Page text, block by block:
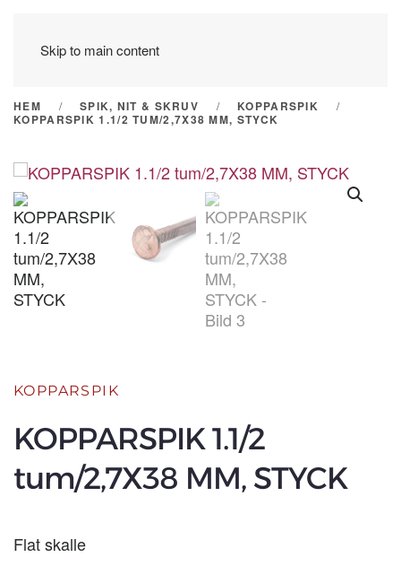
Skip to main content
HEM SPIK, NIT & SKRUV
KOPPARSPIK
KOPPARSPIK 1.1/2 TUM/2,7X38 MM, STYCK
KOPPARSPIK
KOPPARSPIK 1.1/2
tum/2,7X38 MM, STYCK
Flat skalle